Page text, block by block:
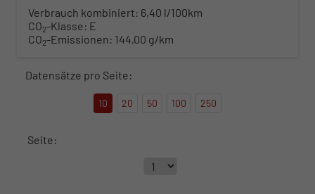
Verbrauch kombiniert: 6,40 l/100km
CO2-Klasse: E
CO2-Emissionen: 144,00 g/km
Datensätze pro Seite:
10 20 50 100 250
Seite: